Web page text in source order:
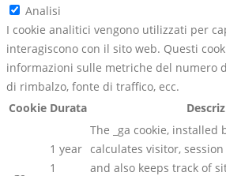
Analisi
I cookie analitici vengono utilizzati per
interagiscono con il sito web. Questi
informazioni sulle metriche del numero
di rimbalzo, fonte di traffico, ecc.
Cookie Durata
1 year
1
The _ga cookie, installed
calculates visitor,
and also keeps track of